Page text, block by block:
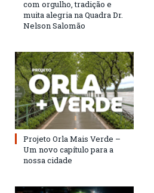
com orgulho, tradição e
muita alegria na Quadra Dr.
Nelson Salomão
Projeto Orla Mais Verde –
Um novo capítulo para a
nossa cidade